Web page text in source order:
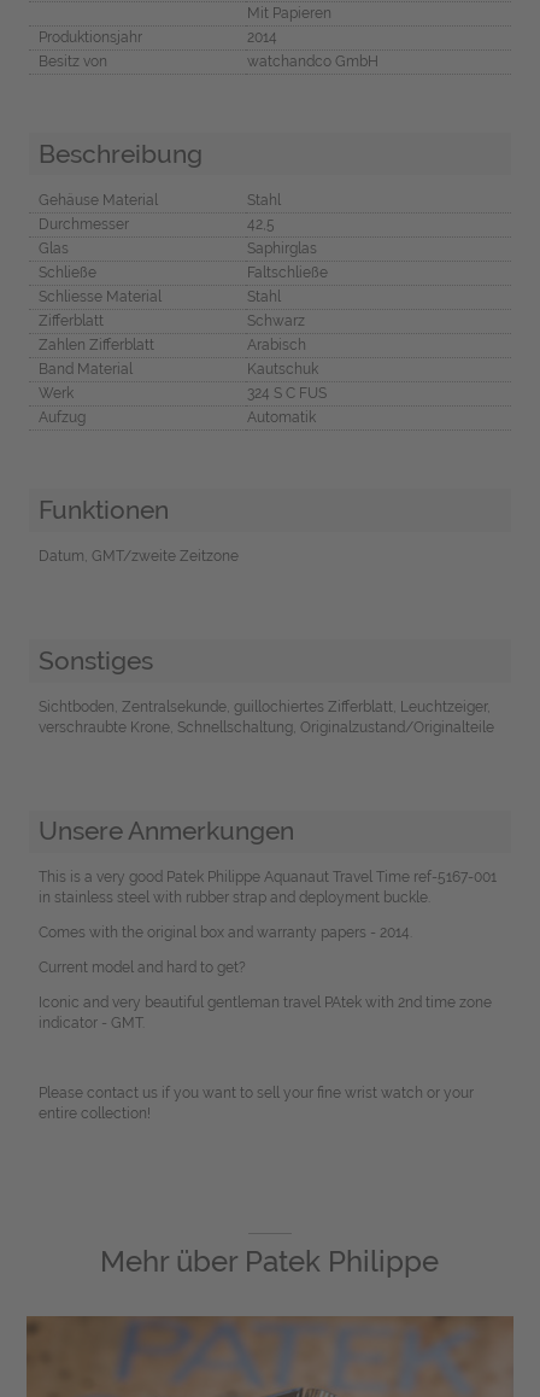
Mit Papieren
Produktionsjahr
2014
Besitz von
watchandco GmbH
Beschreibung
Gehäuse Material
Stahl
Durchmesser
42,5
Glas
Saphirglas
Schließe
Faltschließe
Schliesse Material
Stahl
Zifferblatt
Schwarz
Zahlen Zifferblatt
Arabisch
Band Material
Kautschuk
Werk
324 S C FUS
Aufzug
Automatik
Funktionen
Datum, GMT/zweite Zeitzone
Sonstiges
Sichtboden, Zentralsekunde, guillochiertes Zifferblatt, Leuchtzeiger,
verschraubte Krone, Schnellschaltung, Originalzustand/Originalteile
Unsere Anmerkungen
This is a very good Patek Philippe Aquanaut Travel Time ref-5167-001
in stainless steel with rubber strap and deployment buckle.
Comes with the original box and warranty papers - 2014.
Current model and hard to get?
Iconic and very beautiful gentleman travel PAtek with 2nd time zone
indicator - GMT.
Please contact us if you want to sell your fine wrist watch or your
entire collection!
Mehr über Patek Philippe